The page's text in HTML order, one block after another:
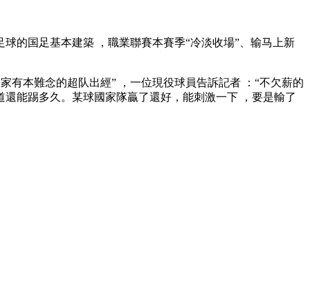
国足基本建築 ，職業聯賽本賽季“冷淡收場”、输马上新
本難念的超队出經” ，一位現役球員告訴記者 ：“不欠薪的
久 。某球國家隊贏了還好，能刺激一下 ，要是輸了 